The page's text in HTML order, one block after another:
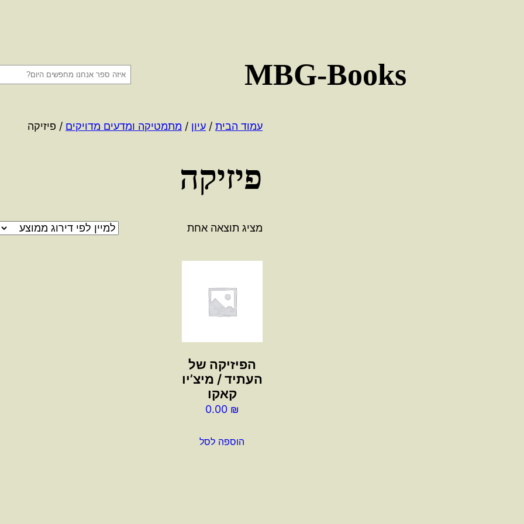
MBG-Books
ח
ו
עמוד הבית / עיון / מתמטיקה ומדעים מדויקים / פיזיקה
פיזיקה
מציג תוצאה אחת
הפיזיקה של
העתיד / מיצ’יו
קאקו
0.00 ₪
הוספה לסל